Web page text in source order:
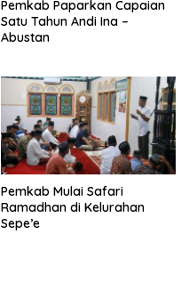
Pemkab Paparkan Capaian
Satu Tahun Andi Ina –
Abustan
Pemkab Mulai Safari
Ramadhan di Kelurahan
Sepe’e